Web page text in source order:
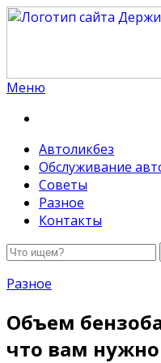
Меню
Автоликбез
Обслуживание
Советы
Разное
Контакты
Разное
Объем
что вам